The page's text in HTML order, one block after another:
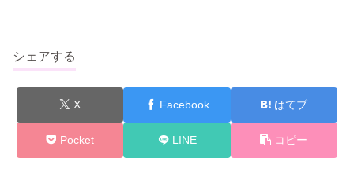
シェアする
X Facebook はてブ
Pocket LINE コピー